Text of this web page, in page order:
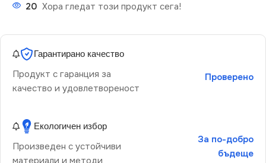
20 Хора гледат този продукт сега!
Гарантирано качество
Продукт с гаранция за
качество и удовлетвореност
Проверено
Екологичен избор
Произведен с устойчиви
За по-добро
бъдеще